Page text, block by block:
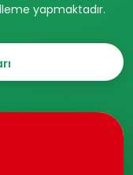
yapmaktadır.